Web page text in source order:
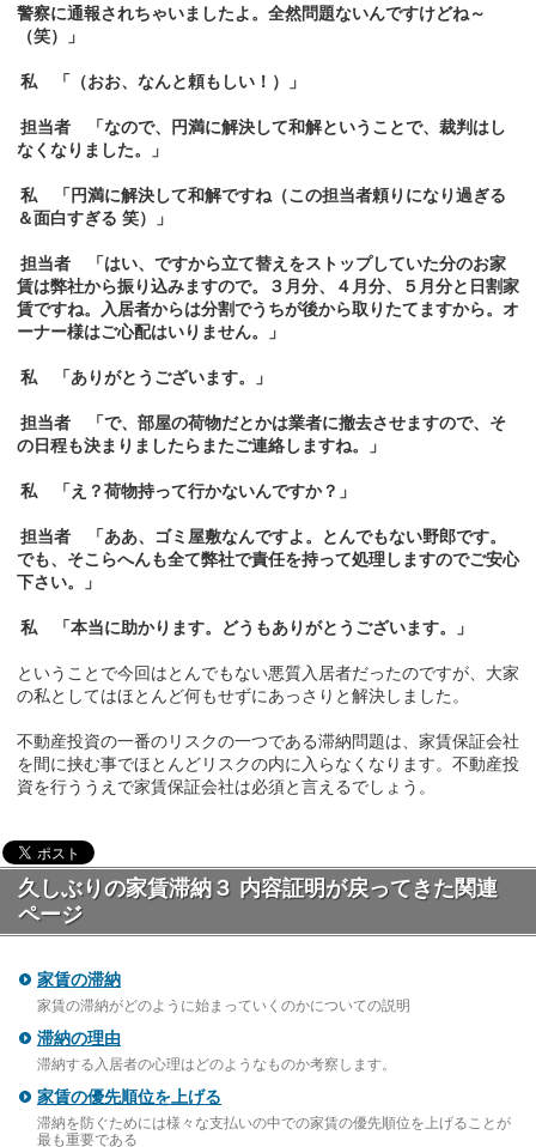
警察に通報されちゃいましたよ。全然問題ないんですけどね～
（笑）」
私 「（おお、なんと頼もしい！）」
担当者 「なので、円満に解決して和解ということで、裁判はし
なくなりました。」
私 「円満に解決して和解ですね（この担当者頼りになり過ぎる
＆面白すぎる 笑）」
担当者 「はい、ですから立て替えをストップしていた分のお家
賃は弊社から振り込みますので。３月分、４月分、５月分と日割家
賃ですね。入居者からは分割でうちが後から取りたてますから。オ
ーナー様はご心配はいりません。」
私 「ありがとうございます。」
担当者 「で、部屋の荷物だとかは業者に撤去させますので、そ
の日程も決まりましたらまたご連絡しますね。」
私 「え？荷物持って行かないんですか？」
担当者 「ああ、ゴミ屋敷なんですよ。とんでもない野郎です。
でも、そこらへんも全て弊社で責任を持って処理しますのでご安心
下さい。」
私 「本当に助かります。どうもありがとうございます。」
ということで今回はとんでもない悪質入居者だったのですが、大家
の私としてはほとんど何もせずにあっさりと解決しました。
不動産投資の一番のリスクの一つである滞納問題は、家賃保証会社
を間に挟む事でほとんどリスクの内に入らなくなります。不動産投
資を行ううえで家賃保証会社は必須と言えるでしょう。
久しぶりの家賃滞納３ 内容証明が戻ってきた関連
ページ
家賃の滞納
家賃の滞納がどのように始まっていくのかについての説明
滞納の理由
滞納する入居者の心理はどのようなものか考察します。
家賃の優先順位を上げる
滞納を防ぐためには様々な支払いの中での家賃の優先順位を上げることが
最も重要である